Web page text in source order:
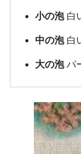
小の泡 白
中の泡白
大の泡パ